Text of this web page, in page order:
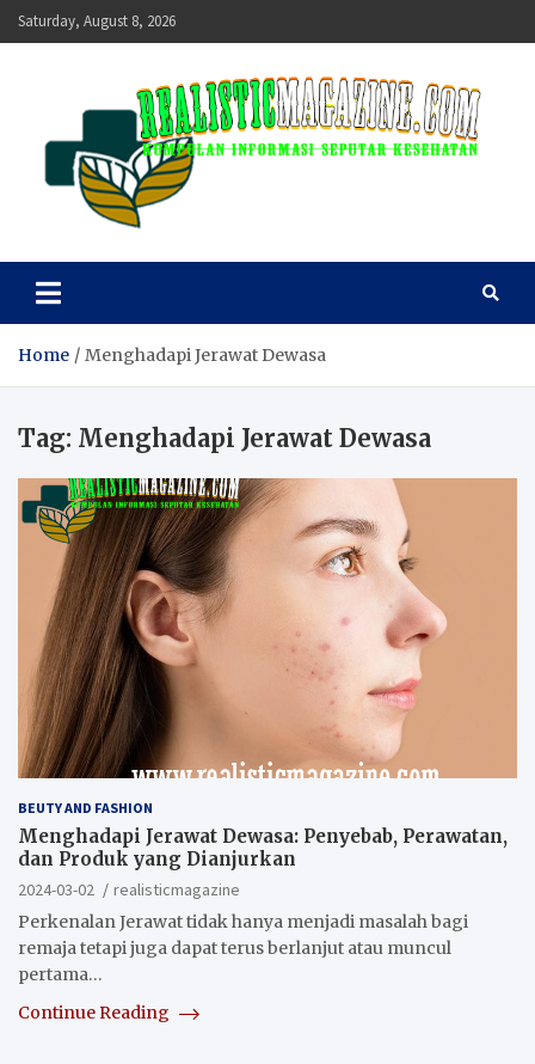
Skip
to
Saturday, August 8, 2026
realisticmagazine
Home Menghadapi Jerawat Dewasa
Tag: Menghadapi Jerawat Dewasa
BEUTY AND FASHION
Menghadapi Jerawat Dewasa: Penyebab, Perawatan,
dan Produk yang Dianjurkan
2024-03-02
realisticmagazine
Perkenalan Jerawat tidak hanya menjadi masalah bagi
remaja tetapi juga dapat terus berlanjut atau muncul
pertama…
Continue Reading